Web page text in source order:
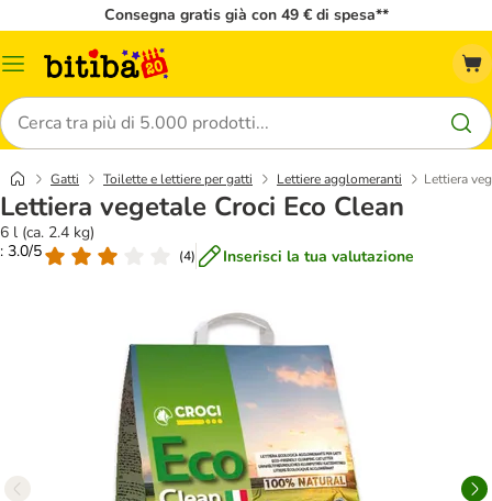
Consegna gratis già con 49 € di spesa**
Overview
Cerca
Gatti Toilette e lettiere per gatti Lettiere agglomeranti Lettiera
Lettiera vegetale Croci Eco Clean
6 l (ca. 2.4 kg)
: 3.0/5
(4) Inserisci la tua valutazione